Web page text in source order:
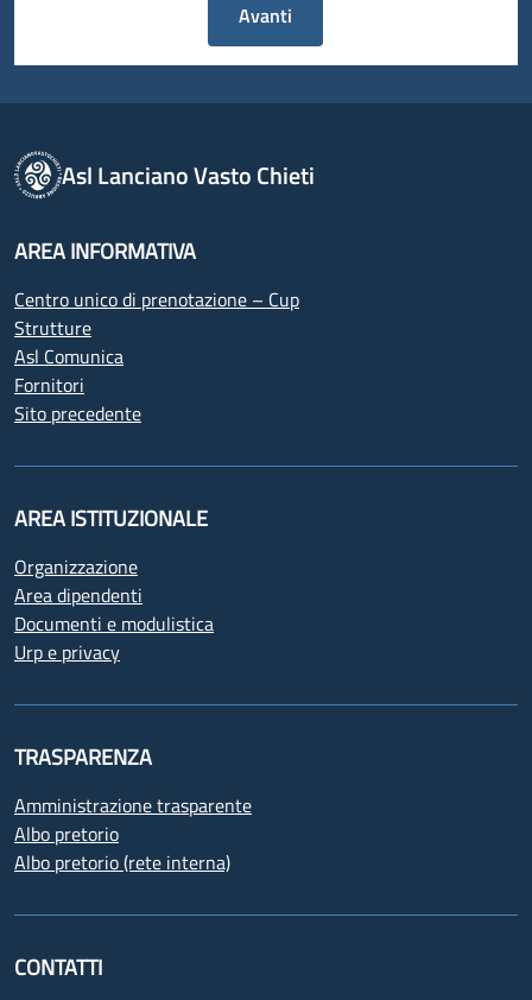
Avanti
Asl Lanciano Vasto Chieti
AREA INFORMATIVA
Centro unico di prenotazione – Cup
Strutture
Asl Comunica
Fornitori
Sito precedente
AREA ISTITUZIONALE
Organizzazione
Area dipendenti
Documenti e modulistica
Urp e privacy
TRASPARENZA
Amministrazione trasparente
Albo pretorio
Albo pretorio (rete interna)
CONTATTI